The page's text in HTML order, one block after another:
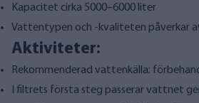
Kapacitet cirka 5000–6000 liter
Vattentypen och -kvaliteten påverkar
Aktiviteter:
Rekommenderad vattenkälla:
I filtrets första steg passerar vattnet